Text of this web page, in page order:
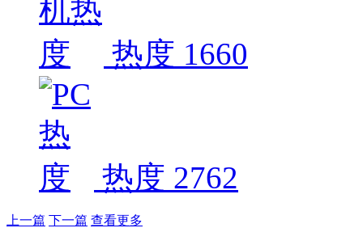
热度 1660
热度 2762
上一篇 下一篇 查看更多